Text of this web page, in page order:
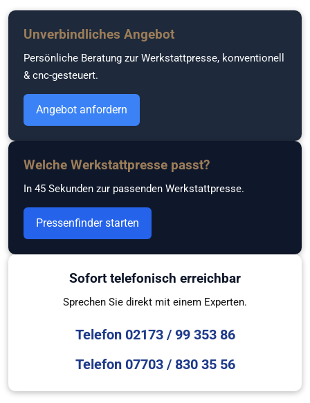
Unverbindliches Angebot
Persönliche Beratung zur Werkstattpresse, konventionell
& cnc-gesteuert.
Angebot anfordern
Welche Werkstattpresse passt?
In 45 Sekunden zur passenden Werkstattpresse.
Pressenfinder starten
Sofort telefonisch erreichbar
Sprechen Sie direkt mit einem Experten.
Telefon 02173 / 99 353 86
Telefon 07703 / 830 35 56
Hauptinhalt
springen